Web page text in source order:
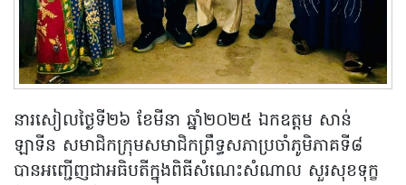
នារសៀលថ្ងៃទី២៦ ខែមីនា ឆ្នាំ២០២៥ ឯកឧត្តម សាន់
ឡាទីន សមាជិកក្រុមសមាជិកព្រឹទ្ធសភាប្រចាំភូមិភាគទី៨
បានអញ្ជើញជាអធិបតីក្នុងពិធីសំណេះសំណាល សួរសុខទុក្ខ